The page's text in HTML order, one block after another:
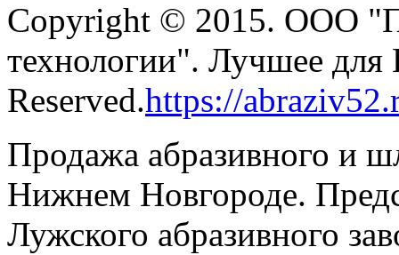
Copyright © 2015. ООО
технологии". Лучшее
Reserved.https://
Продажа абразивного и
Нижнем Новгороде.
Лужского абразивного